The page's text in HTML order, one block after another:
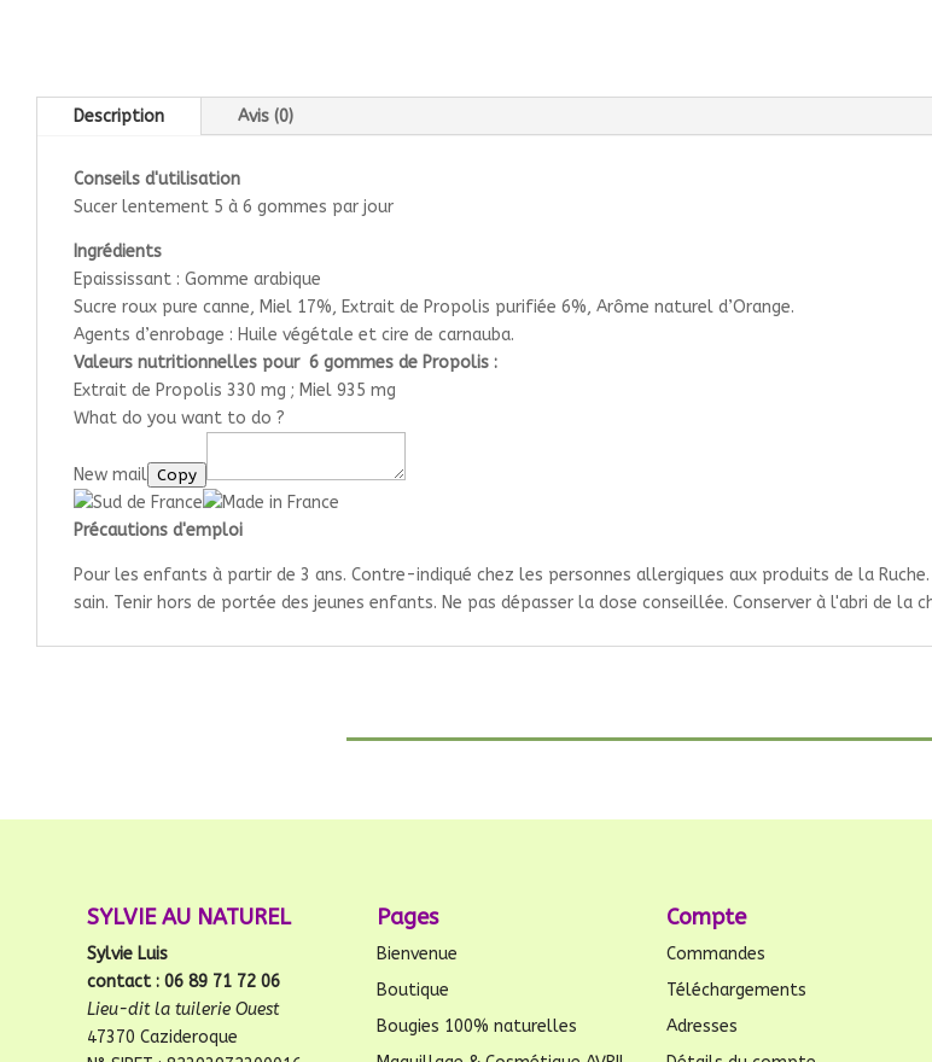
Description Avis (0)
Conseils d'utilisation
Sucer lentement 5 à 6 gommes par jour
Ingrédients
Epaississant : Gomme arabique
Sucre roux pure canne, Miel 17%, Extrait de Propolis purifiée 6%, Arôme naturel d’Orange.
Agents d’enrobage : Huile végétale et cire de carnauba.
Valeurs nutritionnelles pour 6 gommes de Propolis :
Extrait de Propolis 330 mg ; Miel 935 mg
What do you want to do ?
New mail Copy
Précautions d'emploi
Pour les enfants à partir de 3 ans. Contre-indiqué chez les personnes allergiques aux produits de la
sain. Tenir hors de portée des jeunes enfants. Ne pas dépasser la dose conseillée. Conserver à l'abri de la
SYLVIE AU NATUREL
Sylvie Luis
contact : 06 89 71 72 06
Lieu-dit la tuilerie Ouest
47370 Cazideroque
Pages
Bienvenue
Boutique
Bougies 100% naturelles
Compte
Commandes
Téléchargements
Adresses